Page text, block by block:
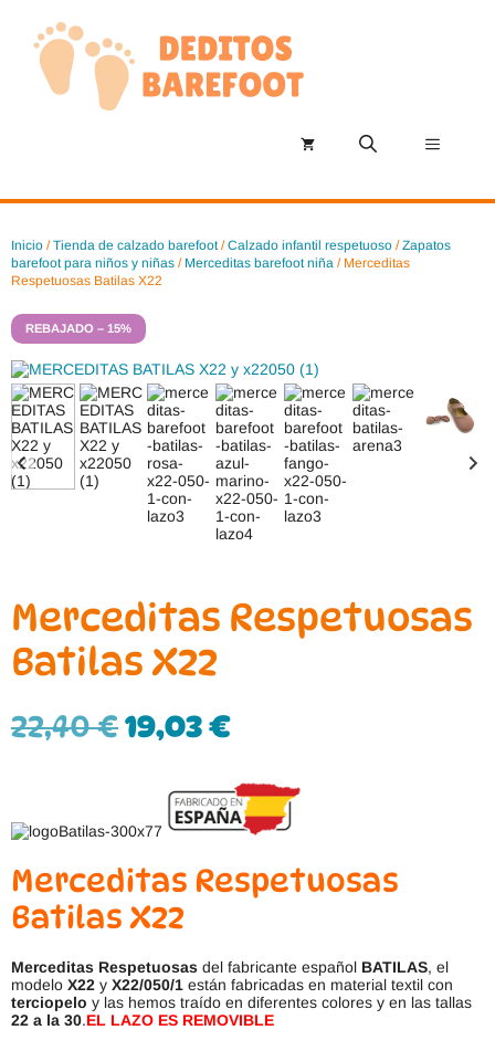
contenido
Menú
Inicio /Tienda de calzado barefoot/Calzado infantil respetuoso /Zapatos
barefoot para niños y niñas / Merceditas barefoot niña / Merceditas
Respetuosas Batilas X22
REBAJADO – 15%
Merceditas Respetuosas
Batilas X22
22,40€19,03€
Merceditas Respetuosas
Batilas X22
Merceditas Respetuosas del fabricante español BATILAS, el
modelo X22 y X22/050/1 están fabricadas en material textil con
terciopelo y las hemos traído en diferentes colores y en las tallas
22 a la 30.EL LAZO ES REMOVIBLE